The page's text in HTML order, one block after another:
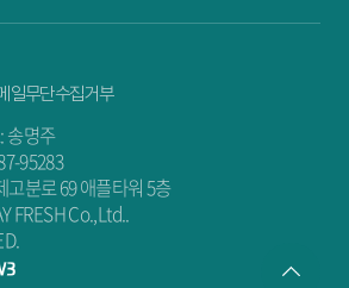
일무단수집거부
송명주
95283
고분로 69 애플타워 5층
FRESH Co.,Ltd..